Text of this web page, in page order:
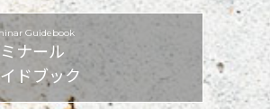
Guidebook
ナール
ドブック